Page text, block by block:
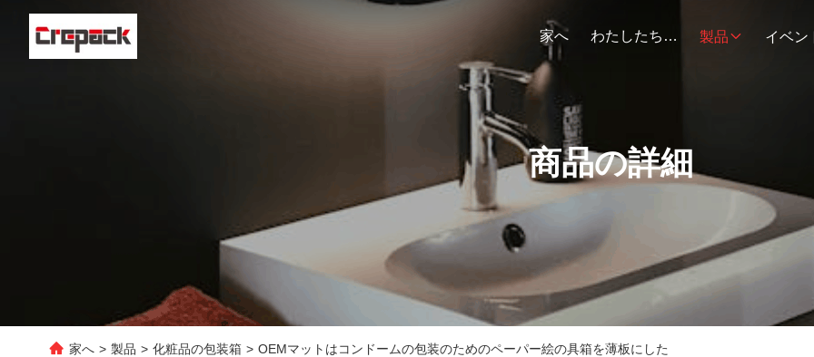
家へ わたしたち に つい て 製品 イベン
商品の詳細
家へ > 製品 > 化粧品の包装箱 > OEMマットはコンドームの包装のためのペーパー絵の具箱を薄板にした